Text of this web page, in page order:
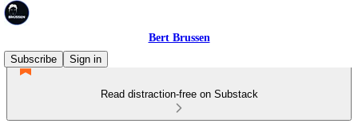
Bert Brussen
Subscribe
Sign in
Read distraction-free on Substack